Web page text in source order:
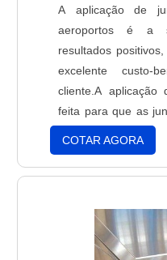
A aplicação de
aeroportos é a
resultados
excelente custo-
cliente.A
feita para que as
o que impede a
poeira, vento ou
de cimento, areia e
de movimentação ....
COTAR AGORA